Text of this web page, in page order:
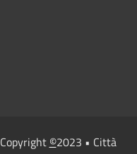
Copyright ©2023 • Città